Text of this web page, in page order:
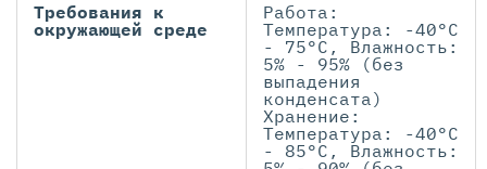
Требования к
окружающей среде
Работа:
Температура: -40°C
- 75°C, Влажность:
5% - 95% (без
выпадения
конденсата)
Хранение:
Температура: -40°C
- 85°C, Влажность: